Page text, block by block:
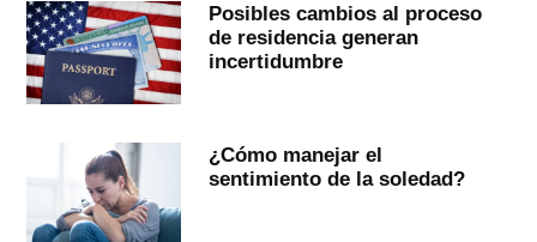
Posibles cambios al proceso
de residencia generan
incertidumbre
¿Cómo manejar el
sentimiento de la soledad?